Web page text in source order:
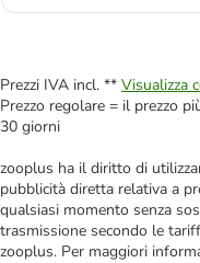
Prezzi IVA incl. ** Visualizza
Prezzo regolare = il prezzo
30 giorni
zooplus ha il diritto di
pubblicità diretta relativa a
qualsiasi momento senza
trasmissione secondo le
zooplus. Per maggiori